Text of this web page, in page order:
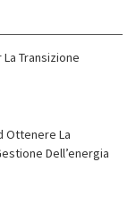
La Transizione
Ottenere La
Dell’energia